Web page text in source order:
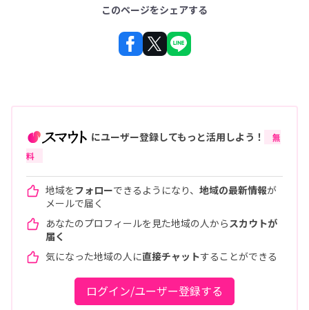
このページをシェアする
にユーザー登録してもっと活用しよう！
無
料
地域をフォローできるようになり、 地域の最新情報が
メールで届く
あなたのプロフィールを見た地域の人から スカウトが
届く
気になった地域の人に直接チャットすることができる
ログイン/ユーザー登録する